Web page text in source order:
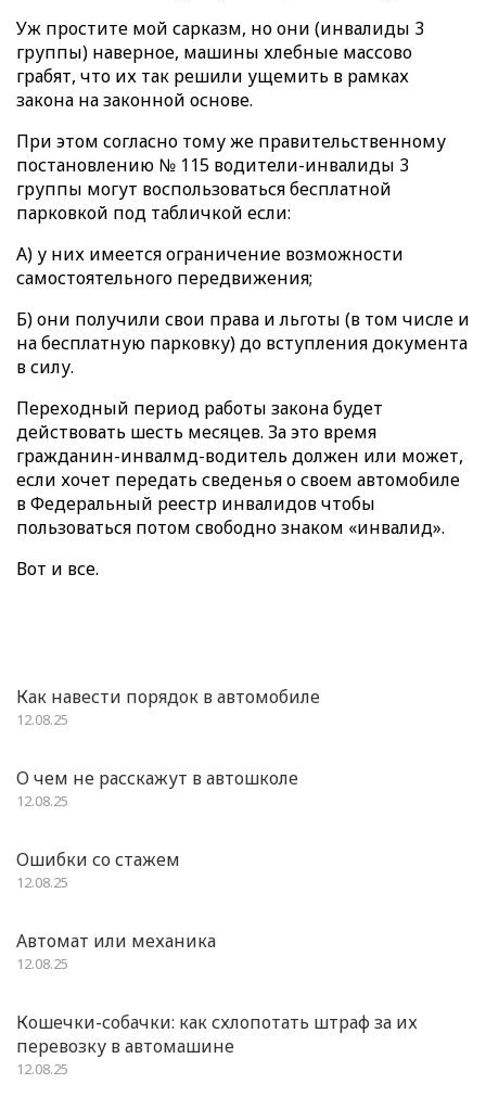
Уж простите мой сарказм, но они (инвалиды 3
группы) наверное, машины хлебные массово
грабят, что их так решили ущемить в рамках
закона на законной основе.
При этом согласно тому же правительственному
постановлению № 115 водители-инвалиды 3
группы могут воспользоваться бесплатной
парковкой под табличкой если:
А) у них имеется ограничение возможности
самостоятельного передвижения;
Б) они получили свои права и льготы (в том числе и
на бесплатную парковку) до вступления документа
в силу.
Переходный период работы закона будет
действовать шесть месяцев. За это время
гражданин-инвалмд-водитель должен или может,
если хочет передать сведенья о своем автомобиле
в Федеральный реестр инвалидов чтобы
пользоваться потом свободно знаком «инвалид».
Вот и все.
Как навести порядок в автомобиле
12.08.25
О чем не расскажут в автошколе
12.08.25
Ошибки со стажем
12.08.25
Автомат или механика
12.08.25
Кошечки-собачки: как схлопотать штраф за их
перевозку в автомашине
12.08.25